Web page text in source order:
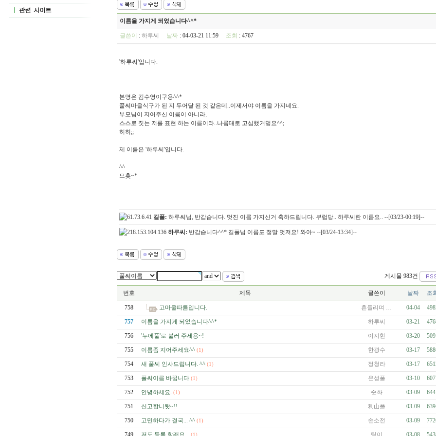
이름을 가지게 되었습니다^^*
글쓴이 : 하루씨 날짜: 04-03-21 11:59 조회 : 4767
'하루씨'입니다.
본명은 김수영이구용^^*
풀씨마을식구가 된 지 두어달 된 것 같은데..이제서야 이름을 가지네요.
부모님이 지어주신 이름이 아니라,
스스로 짓는 저를 표현 하는 이름이라..나름대로 고심했거덩요^^;
히히;;
제 이름은 '하루씨'입니다.
^^
므흣~*
길풀: 하루씨님, 반갑습니다. 멋진 이름 가지신거 축하드립니다. 부럽당.. 하루씨란 이름요.. --[03/23-00:19]--
하루씨: 반갑습니다^^* 길풀님 이름도 정말 멋져요! 와아~ --[03/24-13:34]--
게시물 983건
번호 제목 글쓴이 날짜 조
758 고마울따름입니다. 흔들리며 … 04-04
757 이름을 가지게 되었습니다^^* 하루씨 03-21
756 '누에풀'로 불러 주세용~! 이지현 03-20
755 이름좀 지어주세요^^ (1) 한광수 03-17
754 새 풀씨 인사드립니다. ^^ (1) 정청라 03-17
753 풀씨이름 바꿉니다 (1) 은성풀 03-10
752 안녕하세요. (1) 순화 03-09
751 신고합니돳~!! 利山풀 03-09
750 고민하다가 결국... ^^ (1) 손소전 03-09
749 저도 등록 할래요... (1) 팅이 03-08